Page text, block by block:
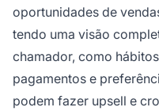
oportunidades de
tendo uma visão
chamador, como
pagamentos e
podem fazer upsell e